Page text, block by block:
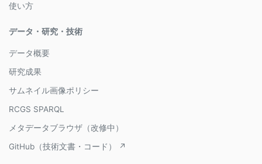
使い方
データ・研究・技術
データ概要
研究成果
サムネイル画像ポリシー
RCGS SPARQL
メタデータブラウザ（改修中）
GitHub（技術文書・コード） ↗